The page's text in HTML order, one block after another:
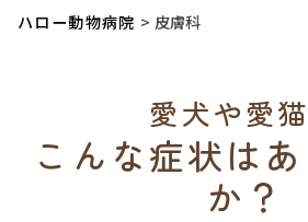
ハロー動物病院 皮膚科
愛犬や愛
こんな症状は
か？